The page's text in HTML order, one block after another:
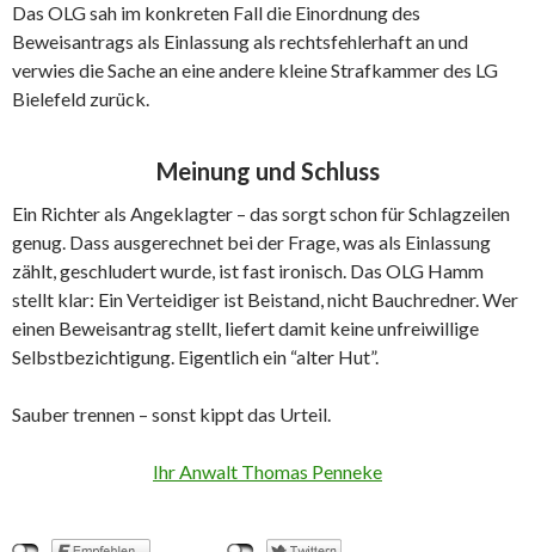
Das OLG sah im konkreten Fall die Einordnung des
Beweisantrags als Einlassung als rechtsfehlerhaft an und
verwies die Sache an eine andere kleine Strafkammer des LG
Bielefeld zurück.
Meinung und Schluss
Ein Richter als Angeklagter – das sorgt schon für Schlagzeilen
genug. Dass ausgerechnet bei der Frage, was als Einlassung
zählt, geschludert wurde, ist fast ironisch. Das OLG Hamm
stellt klar: Ein Verteidiger ist Beistand, nicht Bauchredner. Wer
einen Beweisantrag stellt, liefert damit keine unfreiwillige
Selbstbezichtigung. Eigentlich ein “alter Hut”.
Sauber trennen – sonst kippt das Urteil.
Ihr Anwalt Thomas Penneke